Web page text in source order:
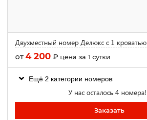
Двухместный номер Делюкс с 1 кроватью
от4 200 ₽ цена за 1 сутки
Ещё 2 категории номеров
У нас осталось 4 номера!
Заказать